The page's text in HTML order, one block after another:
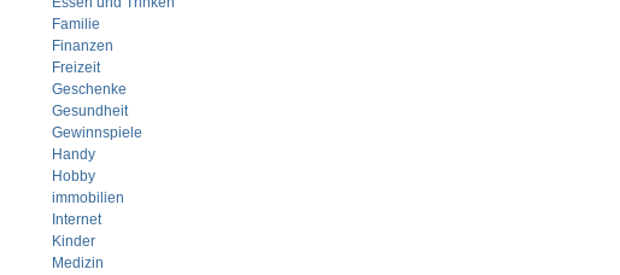
Familie
Finanzen
Freizeit
Geschenke
Gesundheit
Gewinnspiele
Handy
Hobby
immobilien
Internet
Kinder
Medizin